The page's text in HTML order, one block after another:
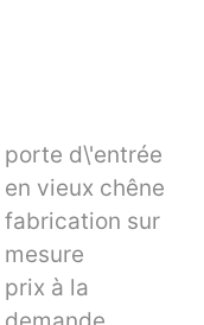
porte d\'entrée
en vieux chêne
fabrication sur
mesure
prix à la